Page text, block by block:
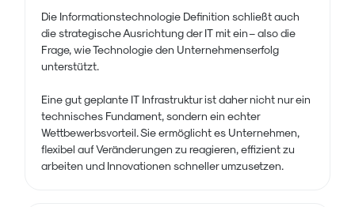
Die Informationstechnologie Definition schließt auch
die strategische Ausrichtung der IT mit ein – also die
Frage, wie Technologie den Unternehmenserfolg
unterstützt.
Eine gut geplante IT Infrastruktur ist daher nicht nur ein
technisches Fundament, sondern ein echter
Wettbewerbsvorteil. Sie ermöglicht es Unternehmen,
flexibel auf Veränderungen zu reagieren, effizient zu
arbeiten und Innovationen schneller umzusetzen.